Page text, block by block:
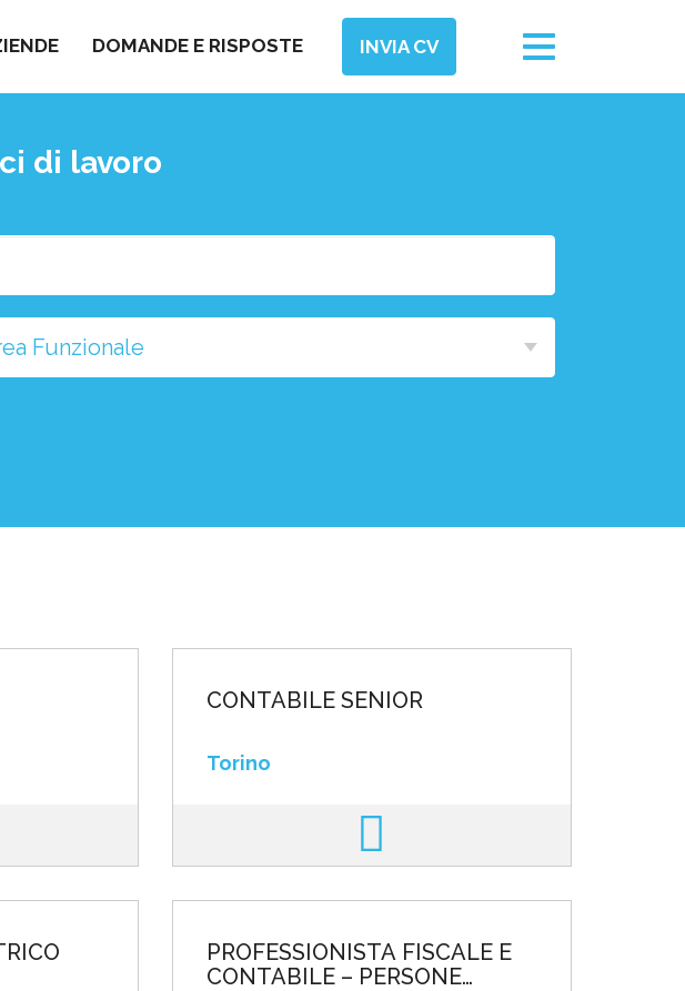
DOMANDE E RISPOSTE INVIA CV
Toggle
navigation
di lavoro
Funzionale
CONTABILE SENIOR
Torino
PROFESSIONISTA FISCALE E
CONTABILE – PERSONE